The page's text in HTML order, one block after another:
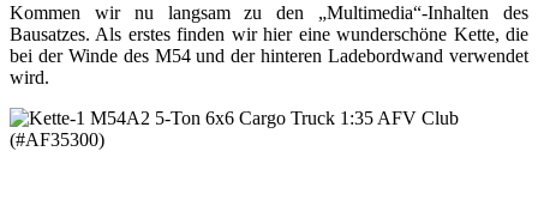
Kommen wir nu langsam zu den „Multimedia“-Inhalten des
Bausatzes. Als erstes finden wir hier eine wunderschöne Kette, die
bei der Winde des M54 und der hinteren Ladebordwand verwendet
wird.